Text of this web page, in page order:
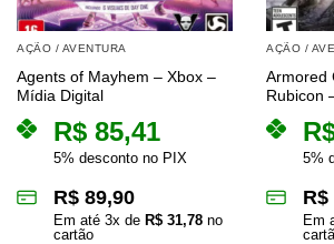
AÇÃO / AVENTURA
Agents of Mayhem – Xbox –
Mídia Digital
R$ 85,41
5% desconto no PIX
R$ 89,90
Em até 3x de R$ 31,78 no
cartão
AÇÃO /
Armored
Rubicon
5%
R$
Em